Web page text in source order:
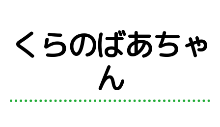
カ
テ
ゴ
リ
ー
くらのばあちゃ
ん